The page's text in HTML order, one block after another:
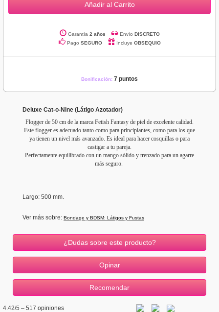
Añadir al Carrito
Garantía 2 años Envío DISCRETO
Pago SEGURO Incluye OBSEQUIO
Bonificación: 7 puntos
Deluxe Cat-o-Nine (Látigo Azotador)
Flogger de 50 cm de la marca Fetish Fantasy de piel de excelente calidad.
Este flogger es adecuado tanto como para principiantes, como para los que
ya tienen un nivel más avanzado. Es ideal para hacer cosquillas o para
castigar a tu pareja.
Perfectamente equilibrado con un mango sólido y trenzado para un agarre
más seguro.
Largo: 500 mm.
Ver más sobre: Bondage y BDSM: Látigos y Fustas
¿Dudas sobre este producto?
4.42/5 – 517 opiniones